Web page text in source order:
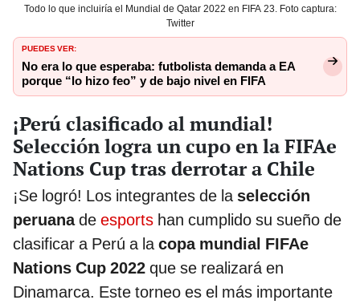
Todo lo que incluiría el Mundial de Qatar 2022 en FIFA 23. Foto captura:
Twitter
PUEDES VER:
No era lo que esperaba: futbolista demanda a EA
porque “lo hizo feo” y de bajo nivel en FIFA
¡Perú clasificado al mundial!
Selección logra un cupo en la FIFAe
Nations Cup tras derrotar a Chile
¡Se logró! Los integrantes de la selección
peruanade esports han cumplido su sueño de
clasificar a Perú a la copa mundial FIFAe
Nations Cup 2022 que se realizará en
Dinamarca. Este torneo es el más importante